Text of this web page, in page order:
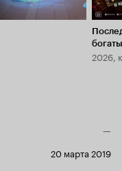
2026,
—
20 марта 2019